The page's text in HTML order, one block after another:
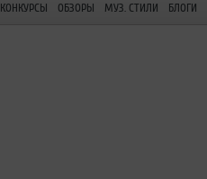
КОНКУРСЫ ОБЗОРЫ МУЗ. СТИЛИ БЛОГИ